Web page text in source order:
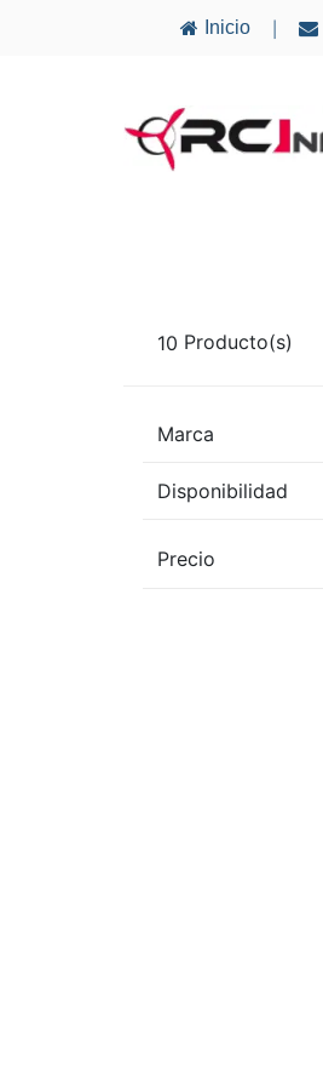
Inicio
10 Producto(s)
Marca
Disponibilidad
Precio